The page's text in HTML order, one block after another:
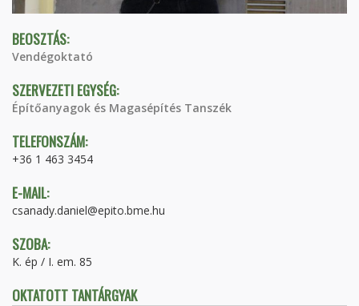
BEOSZTÁS:
Vendégoktató
SZERVEZETI EGYSÉG:
Építőanyagok és Magasépítés Tanszék
TELEFONSZÁM:
+36 1 463 3454
E-MAIL:
csanady.daniel@epito.bme.hu
SZOBA:
K. ép / I. em. 85
OKTATOTT TANTÁRGYAK